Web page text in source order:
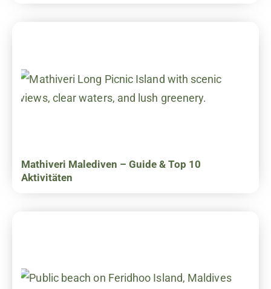
Mathiveri Malediven – Guide & Top 10
Aktivitäten